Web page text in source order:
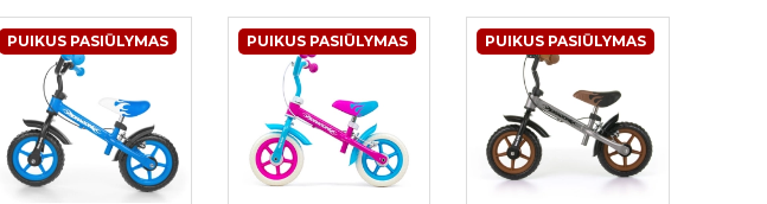
PUIKUS PASIŪLYMAS PUIKUS PASIŪLYMAS PUIKUS PASIŪLYMAS